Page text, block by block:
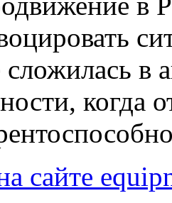
сложилась в
когда
сайте